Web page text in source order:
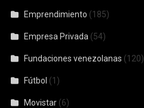
Emprendimiento (185)
Empresa Privada (54)
Fundaciones venezolanas (120)
Fútbol (1)
Movistar (6)